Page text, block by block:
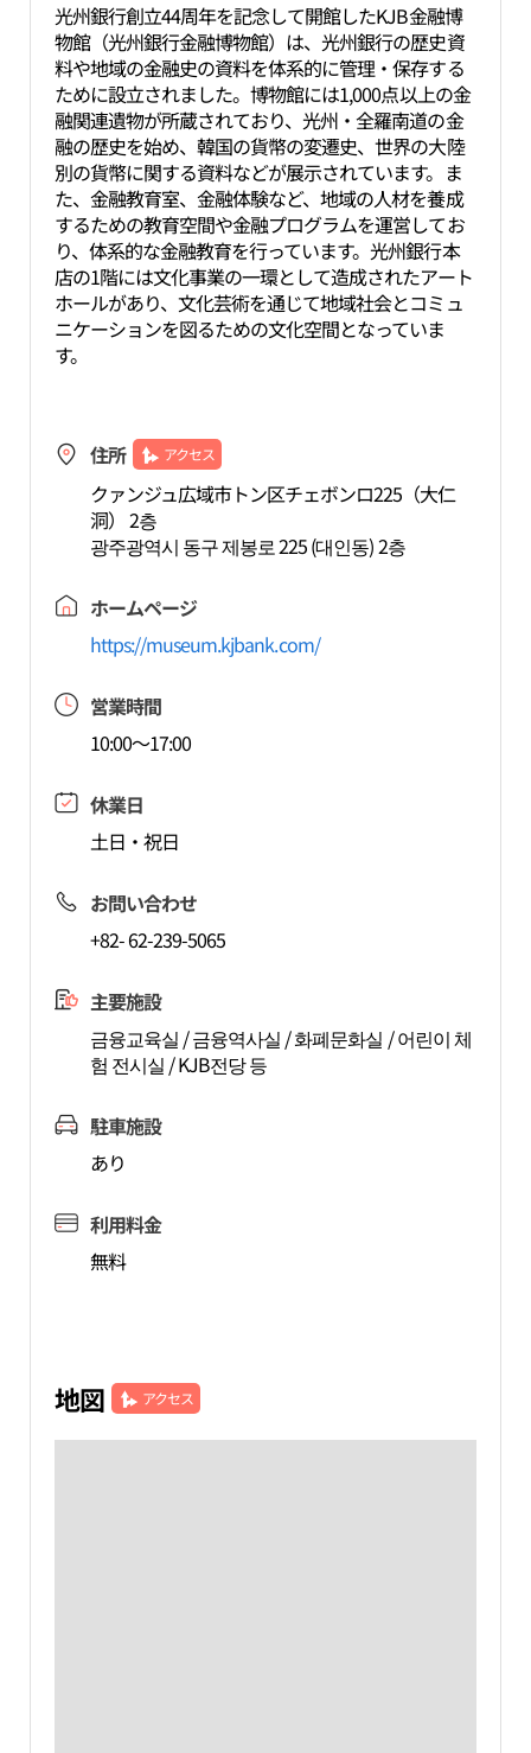
光州銀行創立44周年を記念して開館したKJB金融博
物館（光州銀行金融博物館）は、光州銀行の歴史資
料や地域の金融史の資料を体系的に管理・保存する
ために設立されました。博物館には1,000点以上の金
融関連遺物が所蔵されており、光州・全羅南道の金
融の歴史を始め、韓国の貨幣の変遷史、世界の大陸
別の貨幣に関する資料などが展示されています。ま
た、金融教育室、金融体験など、地域の人材を養成
するための教育空間や金融プログラムを運営してお
り、体系的な金融教育を行っています。光州銀行本
店の1階には文化事業の一環として造成されたアート
ホールがあり、文化芸術を通じて地域社会とコミュ
ニケーションを図るための文化空間となっていま
す。
住所 アクセス
クァンジュ広域市トン区チェボンロ225（大仁
洞） 2층
광주광역시 동구 제봉로 225 (대인동) 2층
ホームページ
https://museum.kjbank.com/
営業時間
10:00～17:00
休業日
土日・祝日
お問い合わせ
+82- 62-239-5065
主要施設
금융교육실 / 금융역사실 / 화폐문화실 / 어린이 체
험 전시실 / KJB전당 등
駐車施設
あり
利用料金
無料
地図 アクセス